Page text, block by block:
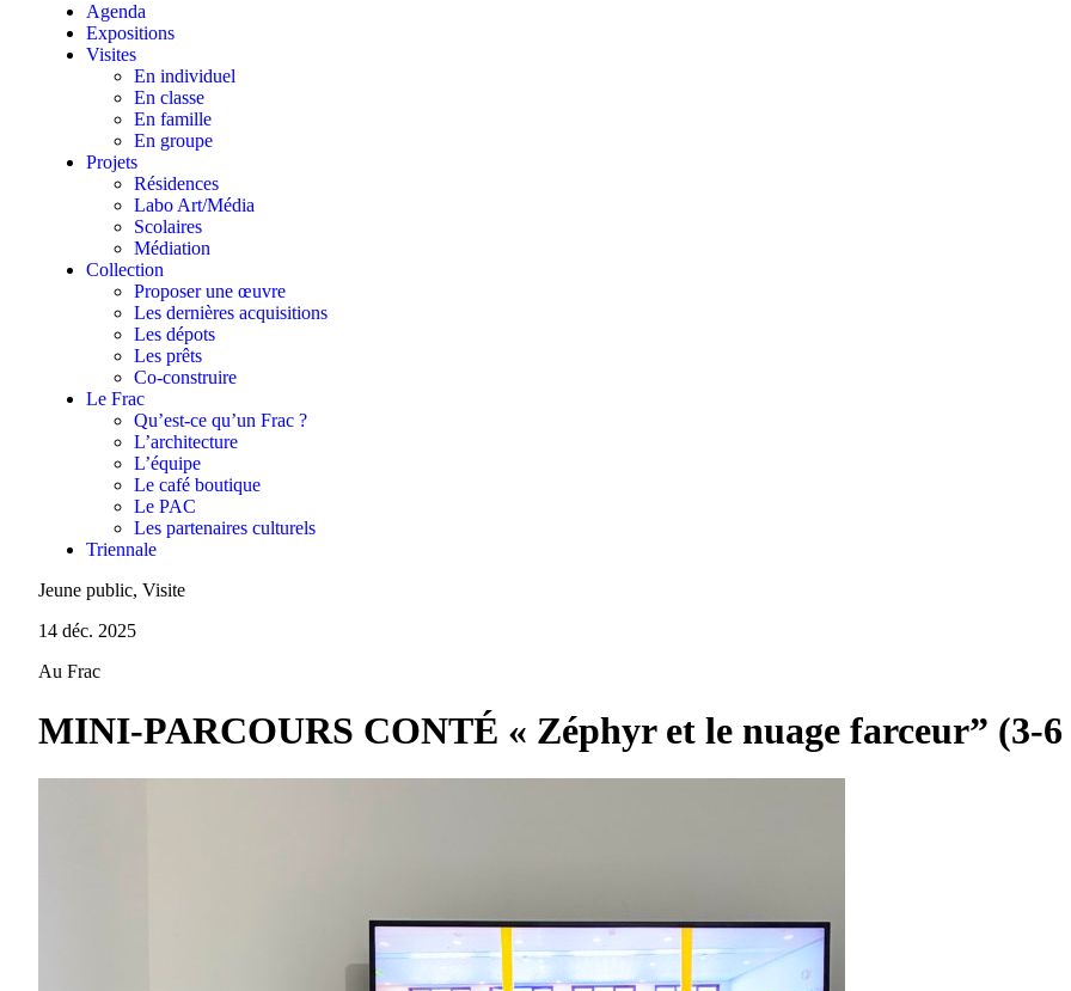
Agenda
Expositions
Visites
En individuel
En classe
En famille
En groupe
Projets
Résidences
Labo Art/Média
Scolaires
Médiation
Collection
Proposer une œuvre
Les dernières acquisitions
Les dépots
Les prêts
Co-construire
Le Frac
Qu’est-ce qu’un Frac ?
L’architecture
L’équipe
Le café boutique
Le PAC
Les partenaires culturels
Triennale
Jeune public, Visite
14 déc. 2025
Au Frac
MINI-PARCOURS CONTÉ « Zéphyr et le nuage farceur” (3-6